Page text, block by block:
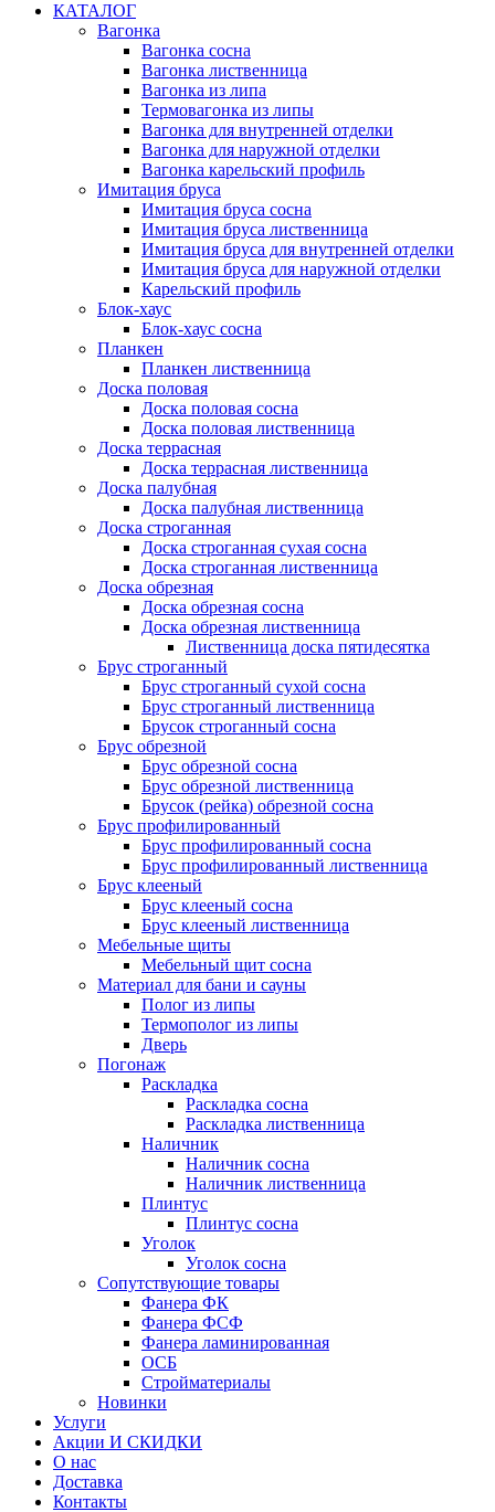
КАТАЛОГ
Вагонка
Вагонка сосна
Вагонка лиственница
Вагонка из липа
Термовагонка из липы
Вагонка для внутренней отделки
Вагонка для наружной отделки
Вагонка карельский профиль
Имитация бруса
Имитация бруса сосна
Имитация бруса лиственница
Имитация бруса для внутренней отделки
Имитация бруса для наружной отделки
Карельский профиль
Блок-хаус
Блок-хаус сосна
Планкен
Планкен лиственница
Доска половая
Доска половая сосна
Доска половая лиственница
Доска террасная
Доска террасная лиственница
Доска палубная
Доска палубная лиственница
Доска строганная
Доска строганная сухая сосна
Доска строганная лиственница
Доска обрезная
Доска обрезная сосна
Доска обрезная лиственница
Лиственница доска пятидесятка
Брус строганный
Брус строганный сухой сосна
Брус строганный лиственница
Брусок строганный сосна
Брус обрезной
Брус обрезной сосна
Брус обрезной лиственница
Брусок (рейка) обрезной сосна
Брус профилированный
Брус профилированный сосна
Брус профилированный лиственница
Брус клееный
Брус клееный сосна
Брус клееный лиственница
Мебельные щиты
Мебельный щит сосна
Материал для бани и сауны
Полог из липы
Термополог из липы
Дверь
Погонаж
Раскладка
Раскладка сосна
Раскладка лиственница
Наличник
Наличник сосна
Наличник лиственница
Плинтус
Плинтус сосна
Уголок
Уголок сосна
Сопутствующие товары
Фанера ФК
Фанера ФСФ
Фанера ламинированная
ОСБ
Стройматериалы
Новинки
Услуги
Акции И СКИДКИ
О нас
Доставка
Контакты